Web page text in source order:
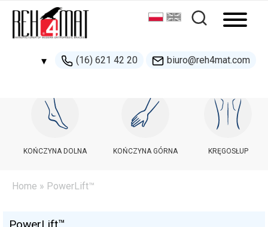
▾ (16) 621 42 20 biuro@reh4mat.com
500 132 274
handel@reh4mat.com
KOŃCZYNA DOLNA KOŃCZYNA GÓRNA KRĘGOSŁUP
Home » PowerLift™